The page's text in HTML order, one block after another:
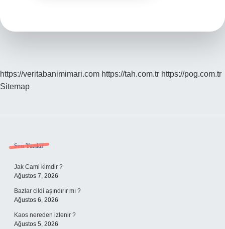
https://veritabanimimari.com https://tah.com.tr https://pog.com.tr
Sitemap
Sidebar
Son Yazılar
Jak Cami kimdir ?
Ağustos 7, 2026
Bazlar cildi aşındırır mı ?
Ağustos 6, 2026
Kaos nereden izlenir ?
Ağustos 5, 2026